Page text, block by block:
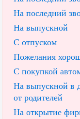
На последний
На выпускной
С отпуском
Пожелания
С покупкой
На выпускной в
от родителей
На открытие